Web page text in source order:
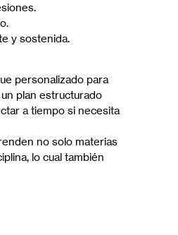
y sostenida.
personalizado para
plan estructurado
a tiempo si necesita
no solo materias
lo cual también